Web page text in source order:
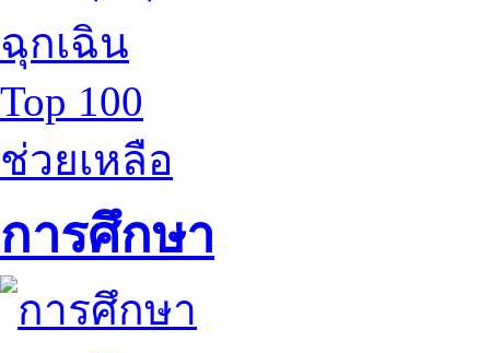
ฉุกเฉิน
Top 100
ช่วยเหลือ
การศึกษา